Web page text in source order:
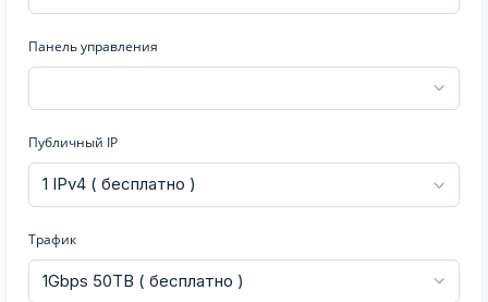
Панель управления
Публичный IP
Трафик